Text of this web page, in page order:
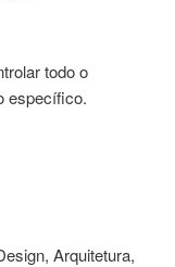
todo o
específico.
Arquitetura,